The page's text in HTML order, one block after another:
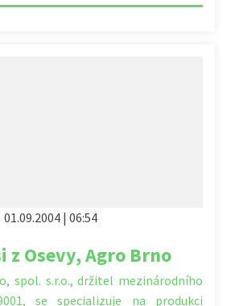
01.09.2004 | 06:54
z Osevy, Agro Brno
spol. s.r.o., držitel mezinárodního
se specializuje na produkci